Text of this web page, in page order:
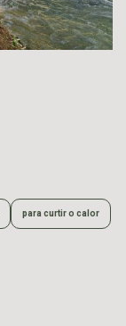
para curtir o calor